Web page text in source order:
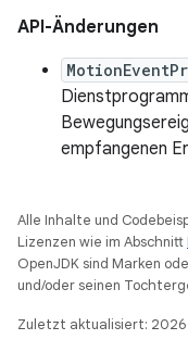
API-Änderungen
empfangenen
Alle Inhalte und
Lizenzen wie im Abschnitt
OpenJDK sind Marken
und/oder seinen
Zuletzt aktualisiert: